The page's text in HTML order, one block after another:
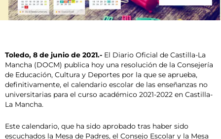
Toledo, 8 de junio de 2021.- El Diario Oficial de Castilla-La
Mancha (DOCM) publica hoy una resolución de la Consejería
de Educación, Cultura y Deportes por la que se aprueba,
definitivamente, el calendario escolar de las enseñanzas no
universitarias para el curso académico 2021-2022 en Castilla-
La Mancha.
Este calendario, que ha sido aprobado tras haber sido
escuchados la Mesa de Padres, el Consejo Escolar y la Mesa